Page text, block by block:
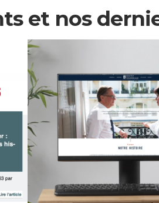
et nos
Lem & Co –
d’avocats